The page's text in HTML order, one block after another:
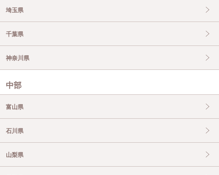
埼玉県
千葉県
神奈川県
中部
富山県
石川県
山梨県